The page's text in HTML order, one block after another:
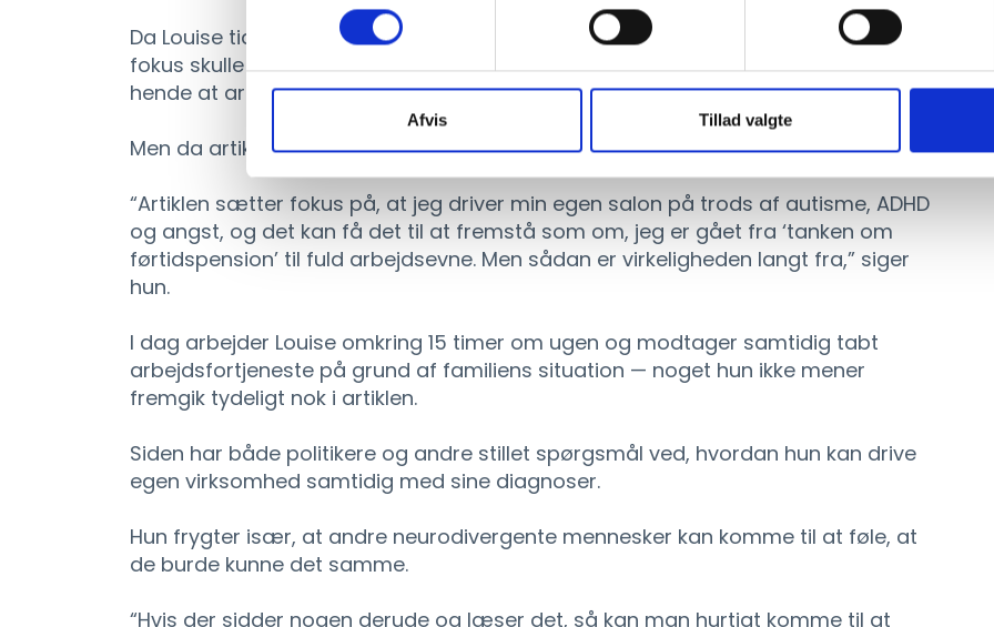
Afvis Tillad valgte
Da Louise tidligere fortalte sin historie til Sjællandske Nyheder, troede hun, at
fokus skulle være på netop de begrænsninger og hensyn, der gør det muligt for
hende at arbejde.
Men da artiklen udkom, oplevede hun, at fortællingen blev en anden.
“Artiklen sætter fokus på, at jeg driver min egen salon på trods af autisme, ADHD
og angst, og det kan få det til at fremstå som om, jeg er gået fra ‘tanken om
førtidspension’ til fuld arbejdsevne. Men sådan er virkeligheden langt fra,” siger
hun.
I dag arbejder Louise omkring 15 timer om ugen og modtager samtidig tabt
arbejdsfortjeneste på grund af familiens situation — noget hun ikke mener
fremgik tydeligt nok i artiklen.
Siden har både politikere og andre stillet spørgsmål ved, hvordan hun kan drive
egen virksomhed samtidig med sine diagnoser.
Hun frygter især, at andre neurodivergente mennesker kan komme til at føle, at
de burde kunne det samme.
“Hvis der sidder nogen derude og læser det, så kan man hurtigt komme til at